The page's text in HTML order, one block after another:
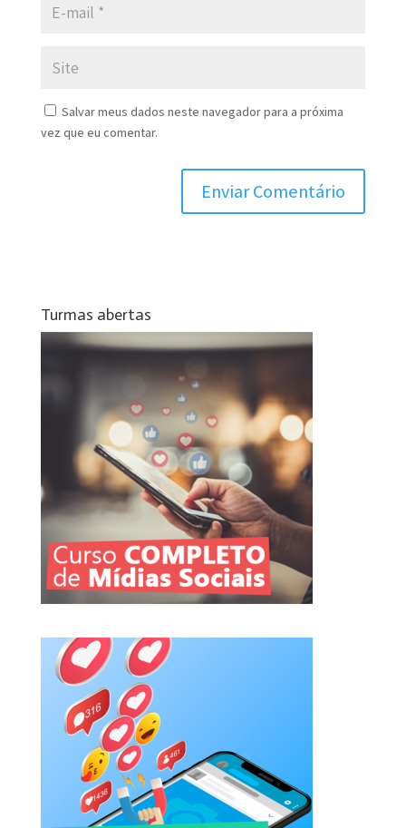
Salvar meus dados neste navegador para a próxima
vez que eu comentar.
Turmas abertas